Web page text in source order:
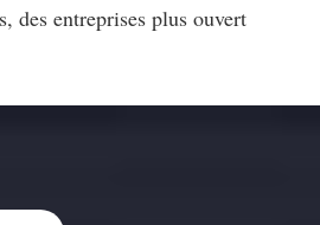
des entreprises plus ouvert